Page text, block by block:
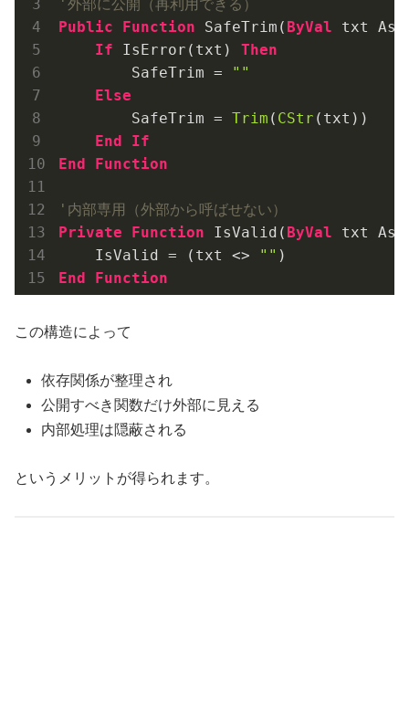
'外部に公開（再利用できる）
Public
Function SafeTrim( ByVal txt As
If IsError(txt) Then
        SafeTrim =
""
Else
        SafeTrim =
Trim ( CStr (txt))
End
If
End
Function
'内部専用（外部から呼ばせない）
Private
Function IsValid( ByVal txt As
    IsValid = (txt <>
""
End
Function
この構造によって
依存関係が整理され
公開すべき関数だけ外部に見える
内部処理は隠蔽される
というメリットが得られます。